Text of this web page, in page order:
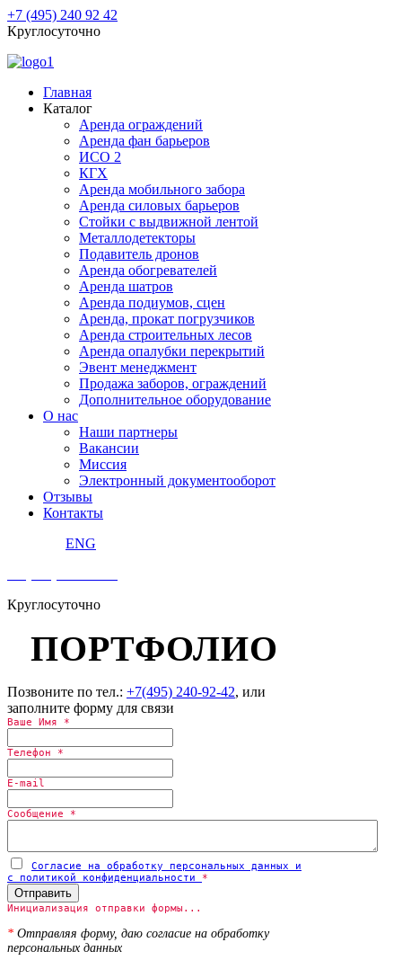
+7 (495) 240 92 42
Круглосуточно
Главная
Каталог
Аренда ограждений
Аренда фан барьеров
ИСО 2
КГХ
Аренда мобильного забора
Аренда силовых барьеров
Стойки с выдвижной лентой
Металлодетекторы
Подавитель дронов
Аренда обогревателей
Аренда шатров
Аренда подиумов, сцен
Аренда, прокат погрузчиков
Аренда строительных лесов
Аренда опалубки перекрытий
Эвент менеджмент
Продажа заборов, ограждений
Дополнительное оборудование
О нас
Наши партнеры
Вакансии
Миссия
Электронный документооборот
Отзывы
Контакты
ENG
Круглосуточно
ПОРТФОЛИО
Позвоните по тел.: +7(495) 240-92-42, или
заполните форму для связи
Ваше Имя *
Телефон *
E-mail
Сообщение *
Согласие на обработку персональных данных и
с политикой конфиденциальности *
Отправить
Инициализация отправки формы...
* Отправляя форму, даю согласие на обработку
персональных данных